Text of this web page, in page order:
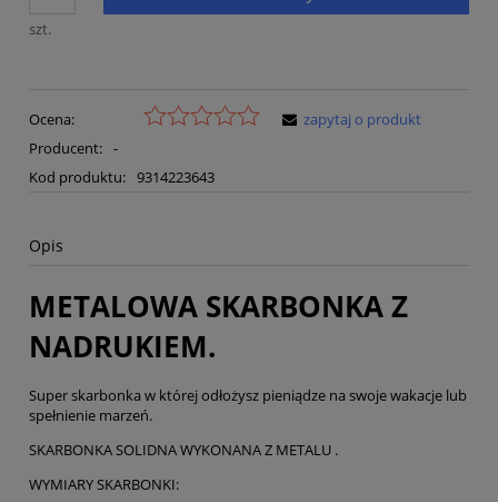
szt.
Ocena:
Producent: -
Kod produktu: 9314223643
zapytaj o produkt
Opis
METALOWA SKARBONKA Z
NADRUKIEM.
Super skarbonka w której odłożysz pieniądze na swoje wakacje lub
spełnienie marzeń.
SKARBONKA SOLIDNA WYKONANA Z METALU .
WYMIARY SKARBONKI: